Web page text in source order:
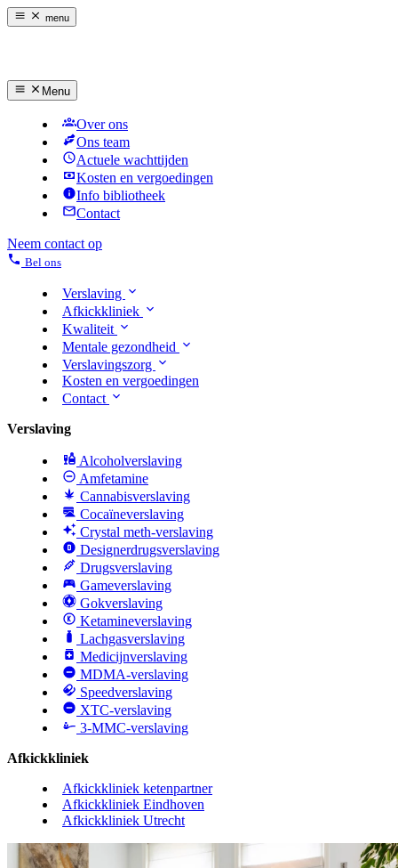
menu
Menu
Over ons
Ons team
Actuele wachttijden
Kosten en vergoedingen
Info bibliotheek
Contact
Neem contact op
Bel ons
Verslaving
Afkickkliniek
Kwaliteit
Mentale gezondheid
Verslavingszorg
Kosten en vergoedingen
Contact
Verslaving
Alcoholverslaving
Amfetamine
Cannabisverslaving
Cocaïneverslaving
Crystal meth-verslaving
Designerdrugsverslaving
Drugsverslaving
Gameverslaving
Gokverslaving
Ketamineverslaving
Lachgasverslaving
Medicijnverslaving
MDMA-verslaving
Speedverslaving
XTC-verslaving
3-MMC-verslaving
Afkickkliniek
Afkickkliniek ketenpartner
Afkickkliniek Eindhoven
Afkickkliniek Utrecht